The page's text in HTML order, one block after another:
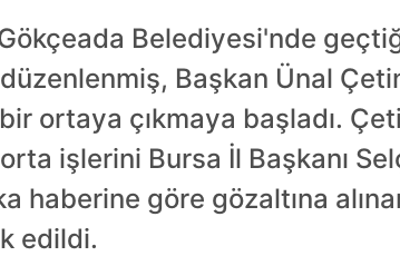
Belediyesi'nde
Başkan Ünal
ortaya çıkmaya başladı.
işlerini Bursa İl Başkanı
haberine göre gözaltına
edildi.